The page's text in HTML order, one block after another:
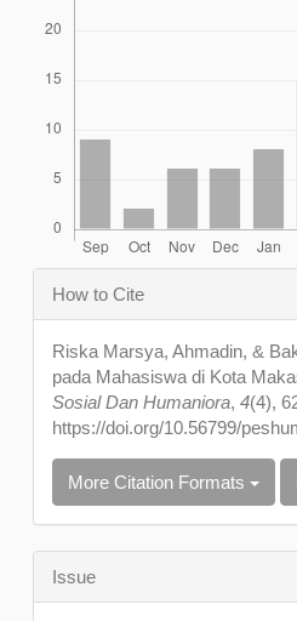
Article
Details
How to Cite
Riska Marsya, Ahmadin, &
pada Mahasiswa di Kota
Sosial Dan Humaniora,4(4),
https://doi.org/10.56799/
More Citation Formats
Issue